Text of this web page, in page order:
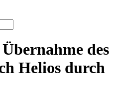
des
Helios durch